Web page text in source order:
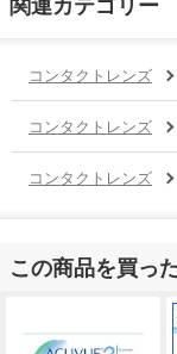
コンタクトレンズ
コンタクトレンズ
コンタクトレンズ
この商品を買っ